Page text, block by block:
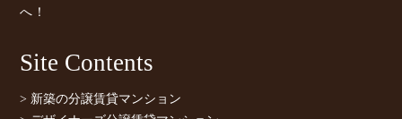
へ！
Site Contents
> 新築の分譲賃貸マンション